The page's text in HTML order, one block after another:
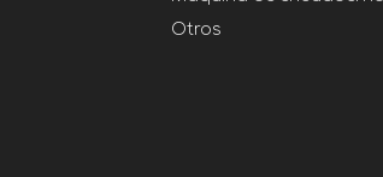
Otros